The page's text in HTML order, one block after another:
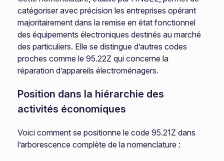
catégoriser avec précision les entreprises opérant
majoritairement dans la remise en état fonctionnel
des équipements électroniques destinés au marché
des particuliers. Elle se distingue d’autres codes
proches comme le 95.22Z qui concerne la
réparation d’appareils électroménagers.
Position dans la hiérarchie des
activités économiques
Voici comment se positionne le code 95.21Z dans
l’arborescence complète de la nomenclature :